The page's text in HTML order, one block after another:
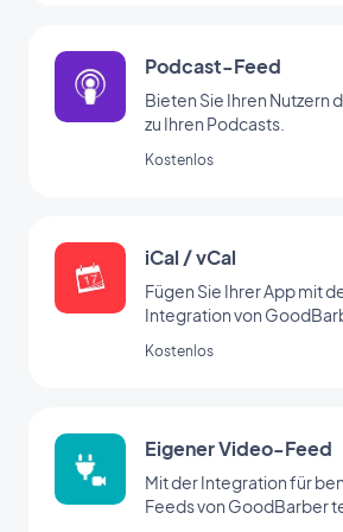
Podcast-Feed
Bieten Sie Ihren Nutzern
zu Ihren Podcasts.
Kostenlos
iCal / vCal
Fügen Sie Ihrer App mit
Integration von
Kostenlos
Eigener Video-Feed
Mit der Integration für
Feeds von GoodBarber